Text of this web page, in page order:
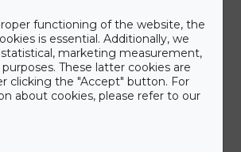
étterembe vagy hosszabb várakozások
2–5 éves gyerekeknek
kiváló ajándék születésnapra,
és fejlesztő – a gyerekek imádni fogják!
functioning of the website, the
is essential. Additionally, we
marketing measurement,
These latter cookies are
clicking the "Accept" button. For
about cookies, please refer to our